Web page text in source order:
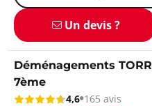
Un devis ?
Déménagements
7ème
4,6 165 avis